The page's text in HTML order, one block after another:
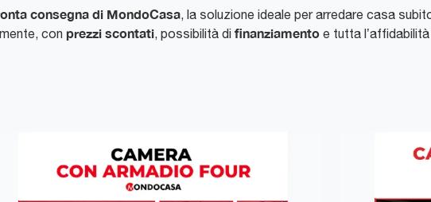
consegna di MondoCasa, la soluzione ideale per arredare casa
con prezzi scontati, possibilità di finanziamento e tutta